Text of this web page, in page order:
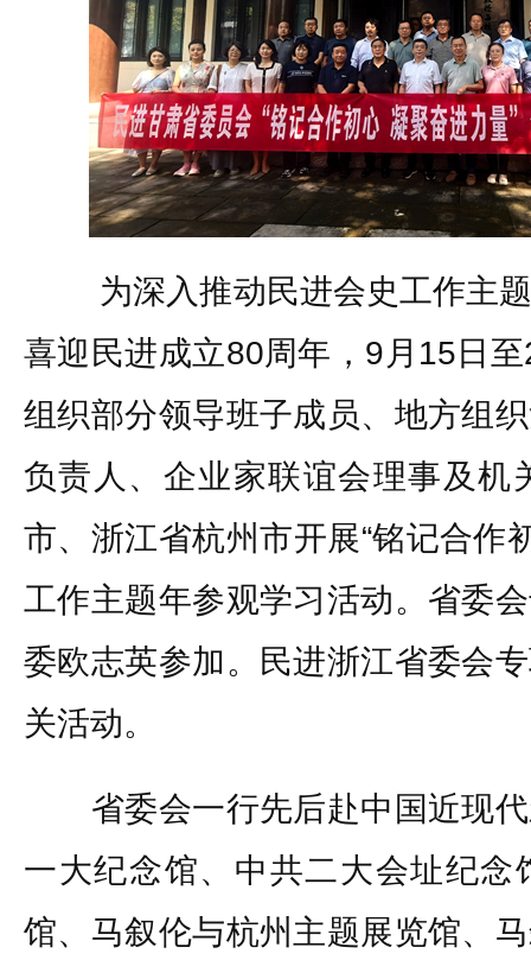
为深入推动民进会史工作主
喜迎民进成立80周年，9月15日
组织部分领导班子成员、地方组
负责人、企业家联谊会理事及机
市、浙江省杭州市开展“铭记合作
工作主题年参观学习活动。省委
委欧志英参加。民进浙江省委会
关活动。
省委会一行先后赴中国近现代
一大纪念馆、中共二大会址纪念
馆、马叙伦与杭州主题展览馆、